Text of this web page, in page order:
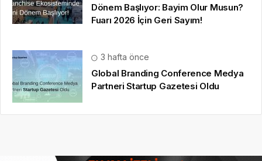
Dönem Başlıyor: Bayim Olur Musun?
Fuarı 2026 İçin Geri Sayım!
3 hafta önce
Global Branding Conference Medya
Partneri Startup Gazetesi Oldu